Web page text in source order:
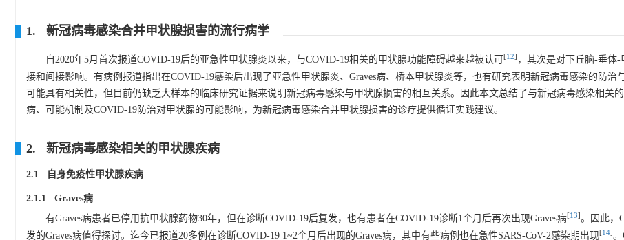
1. 新冠病毒感染合并甲状腺损害的流行病学
自2020年5月首次报道COVID-19后的亚急性甲状腺炎以来，与COVID-19相关的甲状腺功能障碍越来越被认可 [12] ，其次是对下丘脑-垂体-
接和间接影响。有病例报道指出在COVID-19感染后出现了亚急性甲状腺炎、Graves病、桥本甲状腺炎等，也有研究表明新冠病毒感染的防治
可能具有相关性，但目前仍缺乏大样本的临床研究证据来说明新冠病毒感染与甲状腺损害的相互关系。因此本文总结了与新冠病毒感染相关
病、可能机制及COVID-19防治对甲状腺的可能影响，为新冠病毒感染合并甲状腺损害的诊疗提供循证实践建议。
2. 新冠病毒感染相关的甲状腺疾病
2.1 自身免疫性甲状腺疾病
2.1.1 Graves病
有Graves病患者已停用抗甲状腺药物30年，但在诊断COVID-19后复发，也有患者在COVID-19诊断1个月后再次出现Graves病[13]。因此，
发的Graves病值得探讨。迄今已报道20多例在诊断COVID-19 1~2个月后出现的Graves病，其中有些病例也在急性SARS-CoV-2感染期出现[14]。